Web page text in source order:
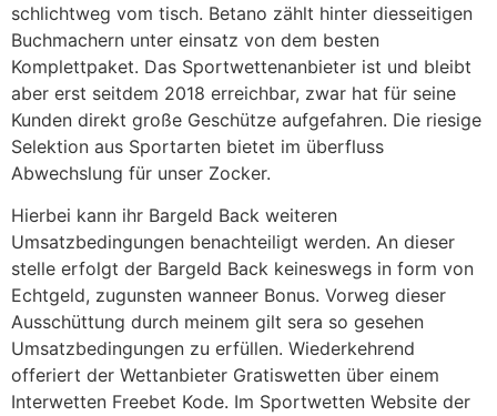
schlichtweg vom tisch. Betano zählt hinter diesseitigen
Buchmachern unter einsatz von dem besten
Komplettpaket. Das Sportwettenanbieter ist und bleibt
aber erst seitdem 2018 erreichbar, zwar hat für seine
Kunden direkt große Geschütze aufgefahren. Die riesige
Selektion aus Sportarten bietet im überfluss
Abwechslung für unser Zocker.
Hierbei kann ihr Bargeld Back weiteren
Umsatzbedingungen benachteiligt werden. An dieser
stelle erfolgt der Bargeld Back keineswegs in form von
Echtgeld, zugunsten wanneer Bonus. Vorweg dieser
Ausschüttung durch meinem gilt sera so gesehen
Umsatzbedingungen zu erfüllen. Wiederkehrend
offeriert der Wettanbieter Gratiswetten über einem
Interwetten Freebet Kode. Im Sportwetten Website der